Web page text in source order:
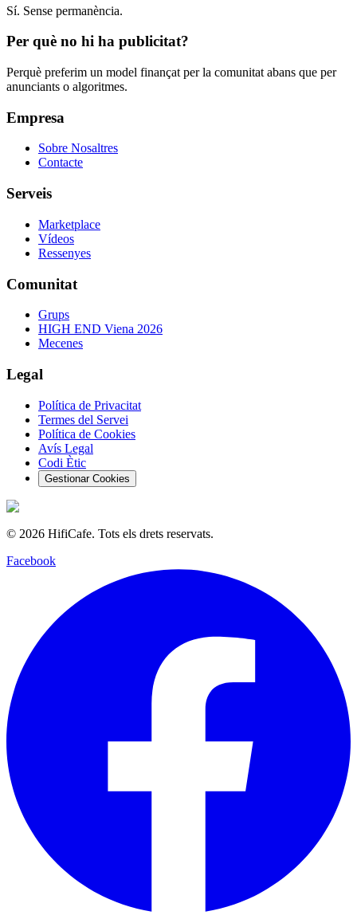
Sí. Sense permanència.
Per què no hi ha publicitat?
Perquè preferim un model finançat per la comunitat abans que per
anunciants o algoritmes.
Empresa
Sobre Nosaltres
Contacte
Serveis
Marketplace
Vídeos
Ressenyes
Comunitat
Grups
HIGH END Viena 2026
Mecenes
Legal
Política de Privacitat
Termes del Servei
Política de Cookies
Avís Legal
Codi Ètic
Gestionar Cookies
© 2026 HifiCafe. Tots els drets reservats.
Facebook